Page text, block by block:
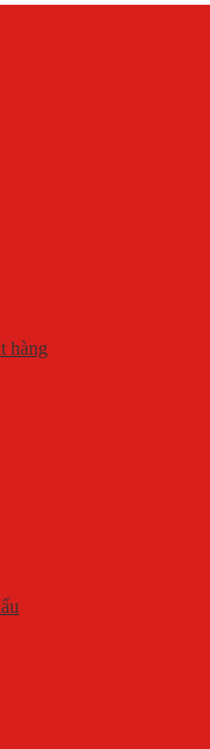
hàng